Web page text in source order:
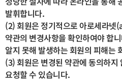
발휘합니다.
(2) 회원은 정기적으로 아로세라
약관의 변경사항을 확인하여야 합
알지 못해 발생하는 회원의 피해는
(3) 회원은 변경된 약관에 동의하
요청할 수 있습니다.